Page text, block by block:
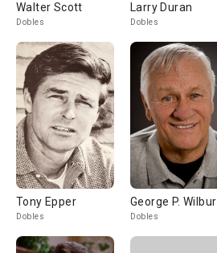
Walter Scott
Dobles
Larry Duran
Dobles
Tony Epper
Dobles
George P. Wilbur
Dobles